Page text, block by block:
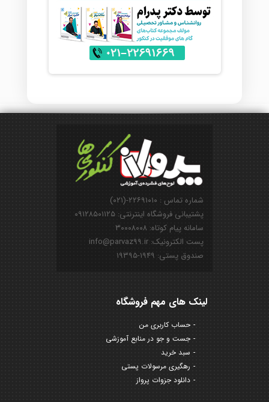
شماره تماس : ۲۲۶۹۱۰۱۰-(۰۲۱)
پشتیبانی فروشگاه اینترنتی: ۰۹۱۲۸۵۰۱۱۲۵
سامانه پیام کوتاه: ۳۰۰۰۸۰۰۸
پست الکترونیک: info@parvaz99.ir
صندوق پستی: ۱۹۴۹-۱۹۳۹۵
لینک های مهم فروشگاه
حساب کاربری من
جست و جو در منابع آموزشی
سبد خرید
رهگیری مرسولات پستی
دانلود جزوات پرواز